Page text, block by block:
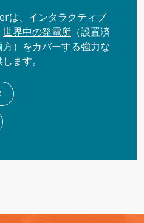
は、インタラクティブ
世界中の発電所 （設置済
）をカバーする強力な
ます。